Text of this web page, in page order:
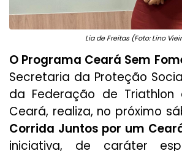
Lia de Freitas (Foto: Lino
O Programa Ceará Sem
Secretaria da Proteção
da Federação de Triathlon
Ceará, realiza, no próximo
Corrida Juntos por um
iniciativa, de caráter